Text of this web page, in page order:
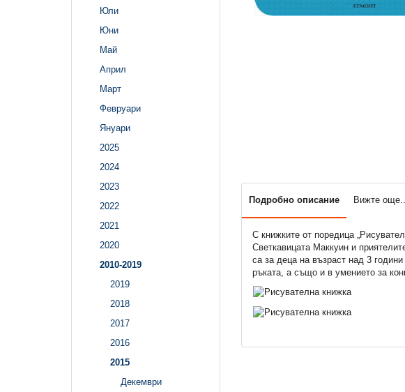
Юли
Юни
Май
Април
Март
Февруари
Януари
2025
2024
2023
2022
2021
2020
2010-2019
2019
2018
2017
2016
2015
Декември
Подробно описание Вижте още...
С книжките от поредица
Светкавицата Маккуин и
са за деца на възраст над 3
ръката, а също и в умението за